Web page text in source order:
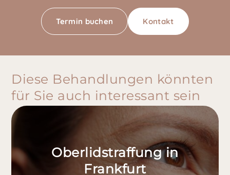
Termin buchen Kontakt
Diese Behandlungen könnten
für Sie auch interessant sein
Oberlidstraffung in
Frankfurt